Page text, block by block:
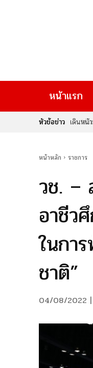
หน้าแรก
หัวข้อข่าว
“ล่าม
หน้าหลัก ราชการ
วช. –
อาชีว
ในกา
ชาติ”
04/08/2022 |